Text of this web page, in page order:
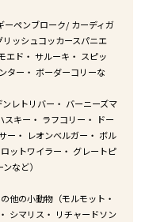
ーペンブローク/ カーディガ
ッシュコッカースパニエ
エド・ サルーキ・ スピッ
ター・ ボーダーコリーな
レトリバー・ バーニーズマ
スキー・ ラフコリー・ ドー
ー・ レオンベルガー・ ボル
ットワイラー・ グレートピ
など）
他の小動物（モルモット・
シマリス・ リチャードソン